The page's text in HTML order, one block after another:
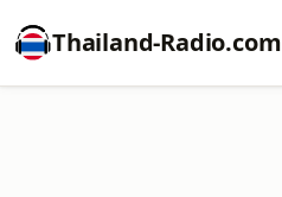
Thailand-Radio.com